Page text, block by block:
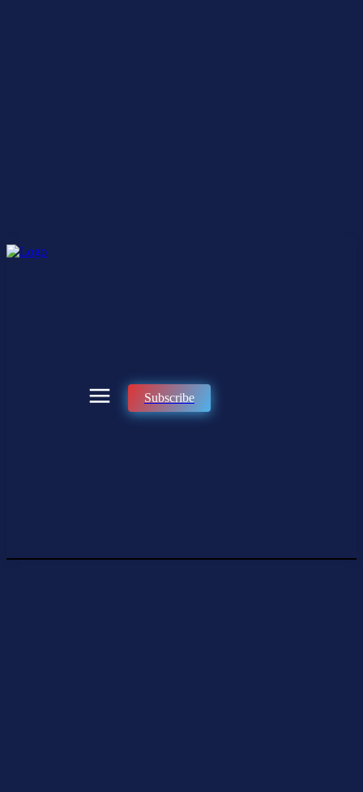
Subscribe